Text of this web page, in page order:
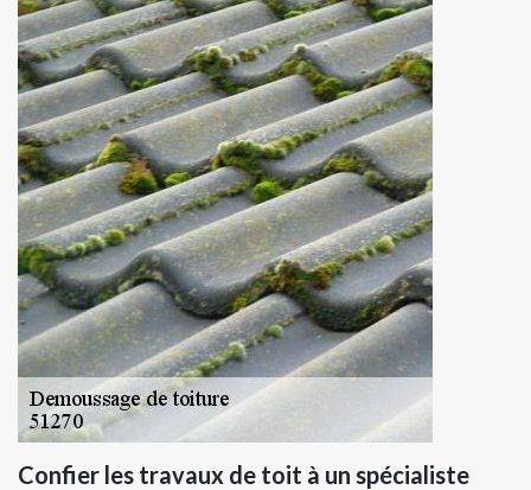
Confier les travaux de toit à un spécialiste